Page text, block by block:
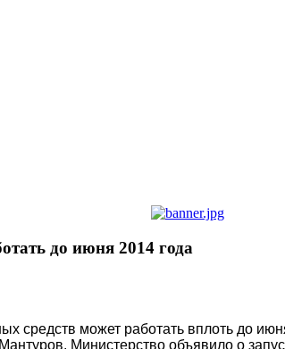
до июня 2014 года
средств может работать вплоть до
Министерство объявило о